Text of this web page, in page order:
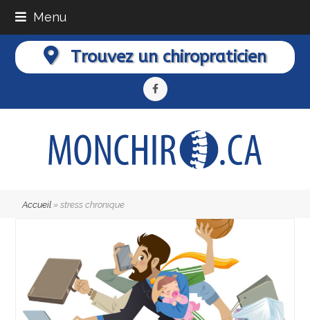
Menu
Trouvez un chiropraticien
Facebook
Accueil »stress chronique